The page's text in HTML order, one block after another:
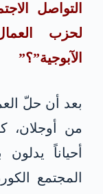
التواصل
لحزب
الآبوجية”؟”
بعد أن حلّ
من أوجلان،
أحياناً